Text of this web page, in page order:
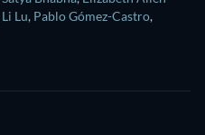
Li Lu, Pablo Gómez-Castro,